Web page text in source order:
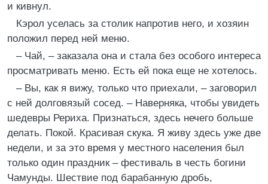
и кивнул.
Кэрол уселась за столик напротив него, и хозяин
положил перед ней меню.
– Чай, – заказала она и стала без особого интереса
просматривать меню. Есть ей пока еще не хотелось.
– Вы, как я вижу, только что приехали, – заговорил
с ней долговязый сосед. – Наверняка, чтобы увидеть
шедевры Рериха. Признаться, здесь нечего больше
делать. Покой. Красивая скука. Я живу здесь уже две
недели, и за это время у местного населения был
только один праздник – фестиваль в честь богини
Чамунды. Шествие под барабанную дробь,